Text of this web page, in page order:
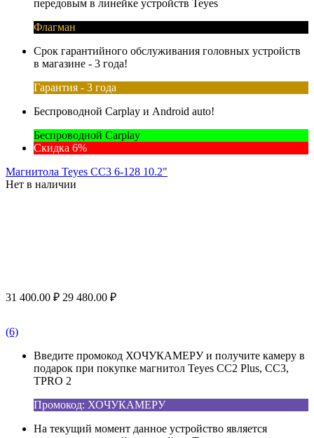
передовым в линейке устройств Teyes
Флагман
Срок гарантийного обслуживания головных устройств
в магазине - 3 года!
Гарантия - 3 года
Беспроводной Carplay и Android auto!
Беспроводной Carplay
Скидка 6%
Магнитола Teyes CC3 6-128 10.2"
Нет в наличии
31 400.00 ₽ 29 480.00 ₽
(6)
Введите промокод ХОЧУКАМЕРУ и получите камеру в
подарок при покупке магнитол Teyes CC2 Plus, CC3,
TPRO 2
Промокод: ХОЧУКАМЕРУ
На текущий момент данное устройство является